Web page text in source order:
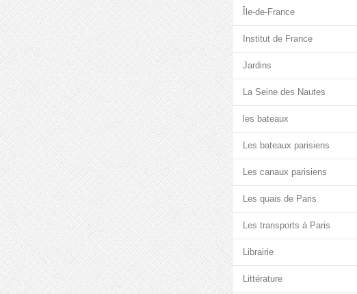
Île-de-France
Institut de France
Jardins
La Seine des Nautes
les bateaux
Les bateaux parisiens
Les canaux parisiens
Les quais de Paris
Les transports à Paris
Librairie
Littérature